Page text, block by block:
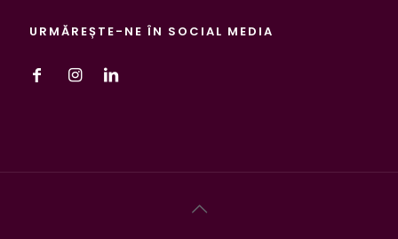
URMĂREȘTE-NE ÎN SOCIAL MEDIA